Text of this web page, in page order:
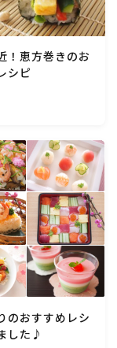
ークサレ・
ど)
ズ料理
！恵方巻きのお
シピ
のおすすめレシ
した♪